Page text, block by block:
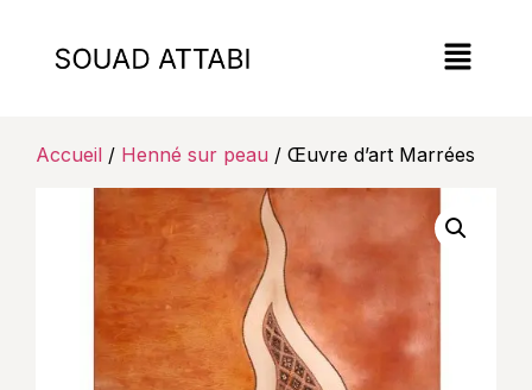
Accueil / Henné sur peau / Œuvre d’art Marrées